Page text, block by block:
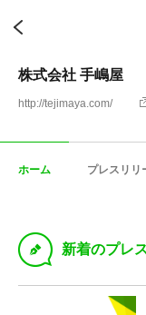
株式会社 手嶋屋
http://tejimaya.com/
ホーム プレスリリ
D 新着のプレ